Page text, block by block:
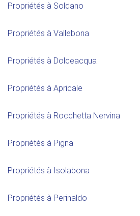
Propriétés à Soldano
Propriétés à Vallebona
Propriétés à Dolceacqua
Propriétés à Apricale
Propriétés à Rocchetta Nervina
Propriétés à Pigna
Propriétés à Isolabona
Propriétés à Perinaldo